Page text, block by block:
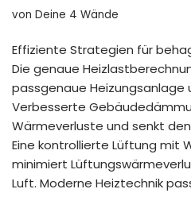
von Deine 4 Wände
Effiziente Strategien für
Die genaue
passgenaue Heizungsanlage
Verbesserte
Wärmeverluste und senkt
Eine kontrollierte Lüftung mit
minimiert
Luft. Moderne Heiztechnik